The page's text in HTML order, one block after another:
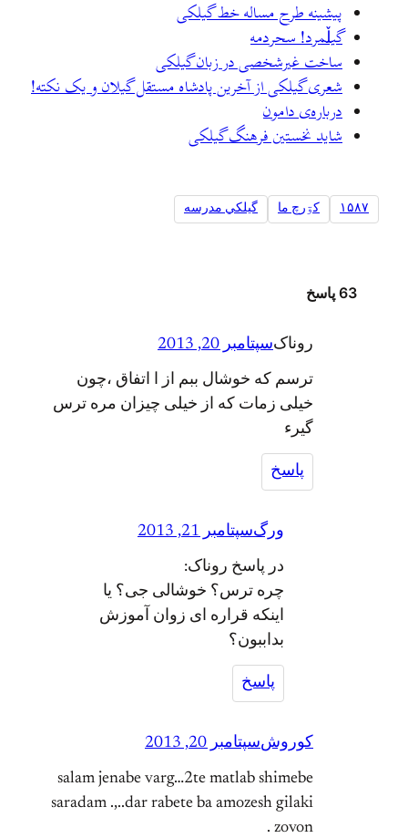
پیشینه طرح مساله خط گیلکی
گيلٚمرد! سحردمه
ساخت غیرشخصی در زبان گیلکی
شعری گیلکی از آخرین پادشاه مستقل گیلان و یک نکته!
درباره‌ی دامون
شاید نخستین فرهنگ گیلکی
۱۵۸۷ کۊرچ ما گيلکي مدرسه
63 پاسخ
روناکسپتامبر 20, 2013
ترسم که خوشال ببم از ا اتفاق ،چون
خیلی زمات که از خیلی چیزان مره ترس
گیرء
پاسخ
ورگسپتامبر 21, 2013
در پاسخ روناک:
چره ترس؟ خوشالی جی؟ یا
اینکه قراره ای زوان آموزش
بداببون؟
پاسخ
کوروشسپتامبر 20, 2013
salam jenabe varg…2te matlab shimebe
saradam .,..dar rabete ba amozesh gilaki
zovon .